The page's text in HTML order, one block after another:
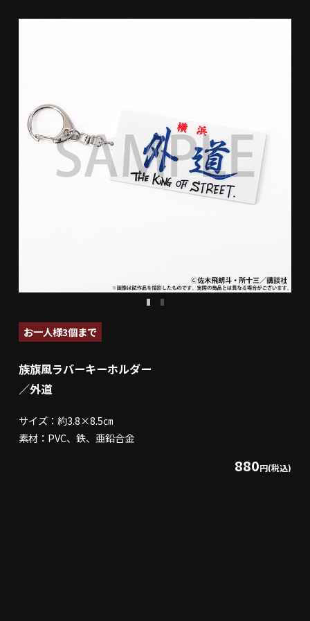
お一人様3個まで
族旗風ラバーキーホルダー
／外道
サイズ：約3.8×8.5㎝
素材：PVC、鉄、亜鉛合金
880円(税込)